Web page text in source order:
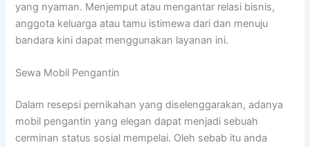
yang nyaman. Menjemput atau mengantar relasi bisnis,
anggota keluarga atau tamu istimewa dari dan menuju
bandara kini dapat menggunakan layanan ini.
Sewa Mobil Pengantin
Dalam resepsi pernikahan yang diselenggarakan, adanya
mobil pengantin yang elegan dapat menjadi sebuah
cerminan status sosial mempelai. Oleh sebab itu anda